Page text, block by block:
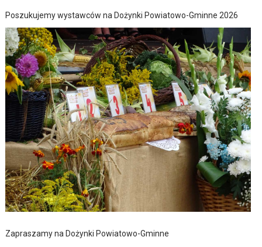
Poszukujemy wystawców na Dożynki Powiatowo-Gminne 2026
Zapraszamy na Dożynki Powiatowo-Gminne